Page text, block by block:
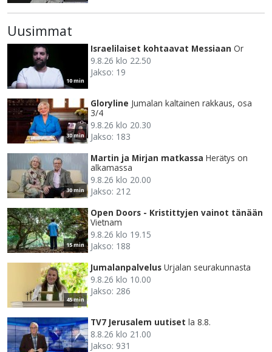
Uusimmat
10 min
Israelilaiset kohtaavat Messiaan Or
9.8.26 klo 22.50
Jakso: 19
30 min
Gloryline Jumalan kaltainen rakkaus, osa
3/4
9.8.26 klo 20.30
Jakso: 183
30 min
Martin ja Mirjan matkassa Herätys on
alkamassa
9.8.26 klo 20.00
Jakso: 212
15 min
Open Doors - Kristittyjen vainot tänään
Vietnam
9.8.26 klo 19.15
Jakso: 188
45 min
Jumalanpalvelus Urjalan seurakunnasta
9.8.26 klo 10.00
Jakso: 286
TV7 Jerusalem uutiset la 8.8.
8.8.26 klo 21.00
Jakso: 931